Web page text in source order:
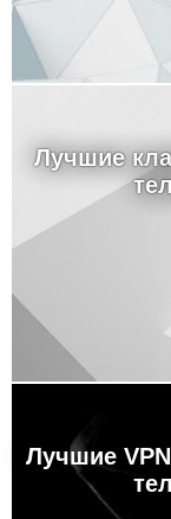
Лучшие
Лучшие